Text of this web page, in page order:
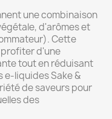
une combinaison
d'arômes et
Cette
d'une
tout en réduisant
e-liquides Sake &
de saveurs pour
des